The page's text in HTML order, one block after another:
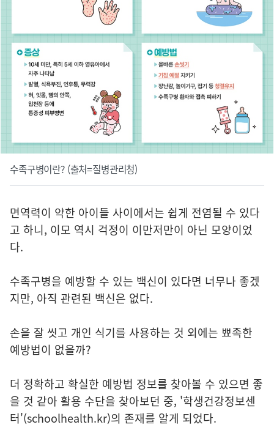
수족구병이란? (출처=질병관리청)
면역력이 약한 아이들 사이에서는 쉽게 전염될 수 있다
고 하니, 이모 역시 걱정이 이만저만이 아닌 모양이었
다.
수족구병을 예방할 수 있는 백신이 있다면 너무나 좋겠
지만, 아직 관련된 백신은 없다.
손을 잘 씻고 개인 식기를 사용하는 것 외에는 뾰족한
예방법이 없을까?
더 정확하고 확실한 예방법 정보를 찾아볼 수 있으면 좋
을 것 같아 활용 수단을 찾아보던 중, '학생건강정보센
터'(schoolhealth.kr)의 존재를 알게 되었다.